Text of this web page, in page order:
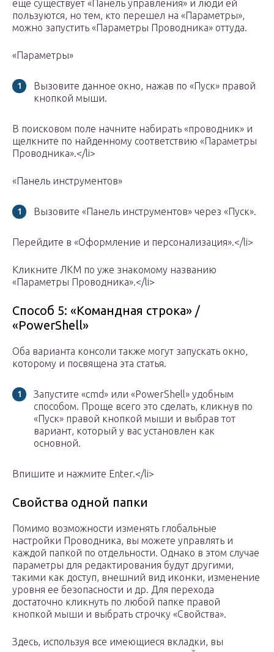
еще существует «Панель управления» и люди ей
пользуются, но тем, кто перешел на «Параметры»,
можно запустить «Параметры Проводника» оттуда.
«Параметры»
Вызовите данное окно, нажав по «Пуск» правой
кнопкой мыши.
В поисковом поле начните набирать «проводник» и
щелкните по найденному соответствию «Параметры
Проводника».</li>
«Панель инструментов»
Вызовите «Панель инструментов» через «Пуск».
Перейдите в «Оформление и персонализация».</li>
Кликните ЛКМ по уже знакомому названию
«Параметры Проводника».</li>
Способ 5: «Командная строка» /
«PowerShell»
Оба варианта консоли также могут запускать окно,
которому и посвящена эта статья.
Запустите «cmd» или «PowerShell» удобным
способом. Проще всего это сделать, кликнув по
«Пуск» правой кнопкой мыши и выбрав тот
вариант, который у вас установлен как
основной.
Впишите и нажмите Enter.</li>
Свойства одной папки
Помимо возможности изменять глобальные
настройки Проводника, вы можете управлять и
каждой папкой по отдельности. Однако в этом случае
параметры для редактирования будут другими,
такими как доступ, внешний вид иконки, изменение
уровня ее безопасности и др. Для перехода
достаточно кликнуть по любой папке правой
кнопкой мыши и выбрать строчку «Свойства».
Здесь, используя все имеющиеся вкладки, вы